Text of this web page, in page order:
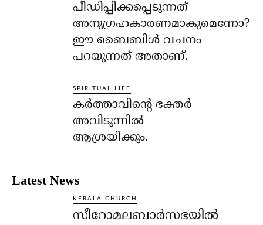
പീഡിപ്പിക്കപ്പെടുന്നത്
അനുഗ്രഹകാരണമാകുമെന്നോ?
ഈ ബൈബിള്‍ വചനം
പറയുന്നത് അതാണ്.
SPIRITUAL LIFE
കര്‍ത്താവിന്റെ ഭക്തര്‍
അവിടുന്നില്‍
ആശ്രയിക്കും.
Latest News
KERALA CHURCH
സീറോമലബാർസഭയിൽ